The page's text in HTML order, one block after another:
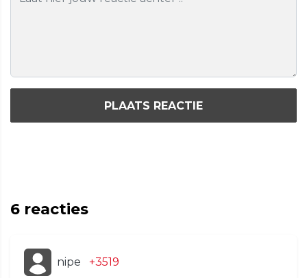
PLAATS REACTIE
6 reacties
nipe +3519